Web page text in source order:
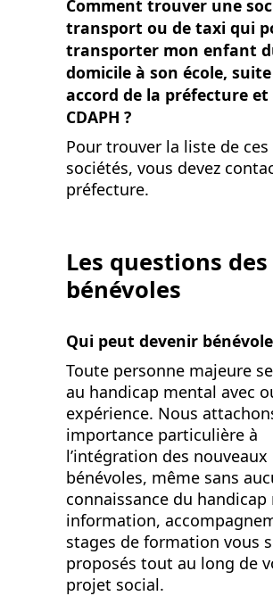
Comment trouver une
transport ou de taxi qui
transporter mon enfant
domicile à son école,
accord de la préfecture et
CDAPH ?
Pour trouver la liste de ces
sociétés, vous devez
préfecture.
Les questions des
bénévoles
Qui peut devenir
Toute personne majeure
au handicap mental avec
expérience. Nous
importance particulière à
l’intégration des nouveaux
bénévoles, même sans
connaissance du handicap
information,
stages de formation vous
proposés tout au long de
projet social.